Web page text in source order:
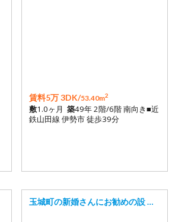
賃料5万 3DK/53.40m2
敷1.0ヶ月築49年 2階/6階 南向き■近
鉄山田線 伊勢市 徒歩39分
玉城町の新婚さんにお勧めの設 …